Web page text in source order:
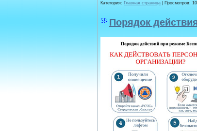
Категория: Главная страница | Просмотров:
Порядок